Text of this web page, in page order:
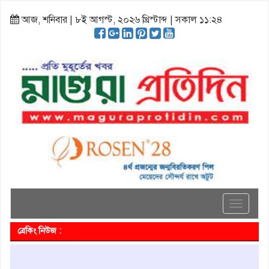
আজ, শনিবার | ৮ই আগস্ট, ২০২৬ খ্রিস্টাব্দ | সকাল ১১:২৪
Toggle
ব্রেকিং নিউজ :